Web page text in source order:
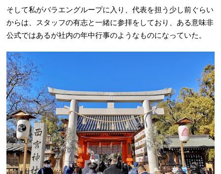
そして私がバラエングループに入り、代表を担う少し前ぐらい
からは、スタッフの有志と一緒に参拝をしており、ある意味非
公式ではあるが社内の年中行事のようなものになっていた。